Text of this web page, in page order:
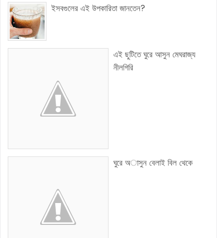
ইসবগুলের এই উপকারিতা জানতেন?
এই ছুটিতে ঘুরে আসুন মেঘরাজ্য
নীলগিরি
ঘুরে অাসুন বেলাই বিল থেকে